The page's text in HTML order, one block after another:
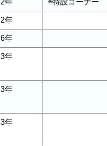
2年 ※特設コーナー
2年
6年
3年
3年
3年